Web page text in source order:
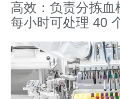
高效：负责分拣血
每小时可处理 40